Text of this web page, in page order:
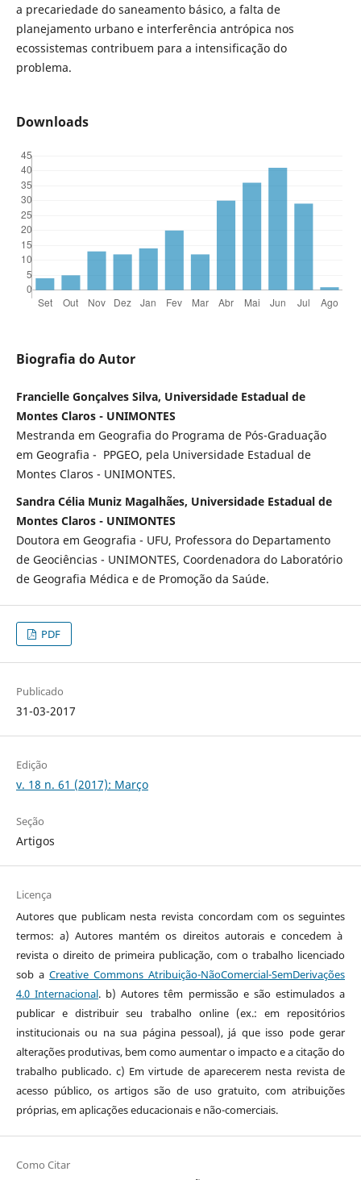
a precariedade do saneamento básico, a falta de
planejamento urbano e interferência antrópica nos
ecossistemas contribuem para a intensificação do
problema.
Downloads
Biografia do Autor
Francielle Gonçalves Silva, Universidade Estadual de
Montes Claros - UNIMONTES
Mestranda em Geografia do Programa de Pós-Graduação
em Geografia - PPGEO, pela Universidade Estadual de
Montes Claros - UNIMONTES.
Sandra Célia Muniz Magalhães, Universidade Estadual de
Montes Claros - UNIMONTES
Doutora em Geografia - UFU, Professora do Departamento
de Geociências - UNIMONTES, Coordenadora do Laboratório
de Geografia Médica e de Promoção da Saúde.
PDF
Publicado
31-03-2017
Edição
v. 18 n. 61 (2017): Março
Seção
Artigos
Licença
Autores que publicam nesta revista concordam com os seguintes
termos: a) Autores mantém os direitos autorais e concedem à
revista o direito de primeira publicação, com o trabalho licenciado
sob a Creative Commons Atribuição-NãoComercial-SemDerivações
4.0 Internacional. b) Autores têm permissão e são estimulados a
publicar e distribuir seu trabalho online (ex.: em repositórios
institucionais ou na sua página pessoal), já que isso pode gerar
alterações produtivas, bem como aumentar o impacto e a citação do
trabalho publicado. c) Em virtude de aparecerem nesta revista de
acesso público, os artigos são de uso gratuito, com atribuições
próprias, em aplicações educacionais e não-comerciais.
Como Citar